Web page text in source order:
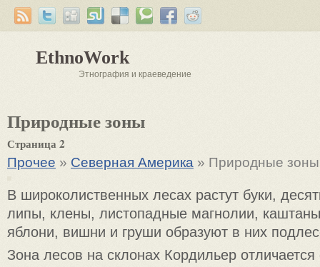
EthnoWork
Этнография и краеведение
Природные зоны
Страница 2
Прочее » Северная Америка » Природные зоны
В широколиственных лесах растут буки,
липы, клены, листопадные магнолии,
яблони, вишни и груши образуют в них
Зона лесов на склонах Кордильер